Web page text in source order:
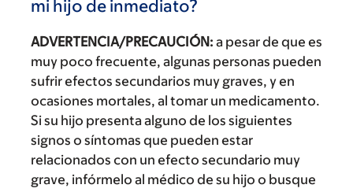
mi hijo de inmediato?
ADVERTENCIA/PRECAUCIÓN: a pesar de que es
muy poco frecuente, algunas personas pueden
sufrir efectos secundarios muy graves, y en
ocasiones mortales, al tomar un medicamento.
Si su hijo presenta alguno de los siguientes
signos o síntomas que pueden estar
relacionados con un efecto secundario muy
grave, infórmelo al médico de su hijo o busque